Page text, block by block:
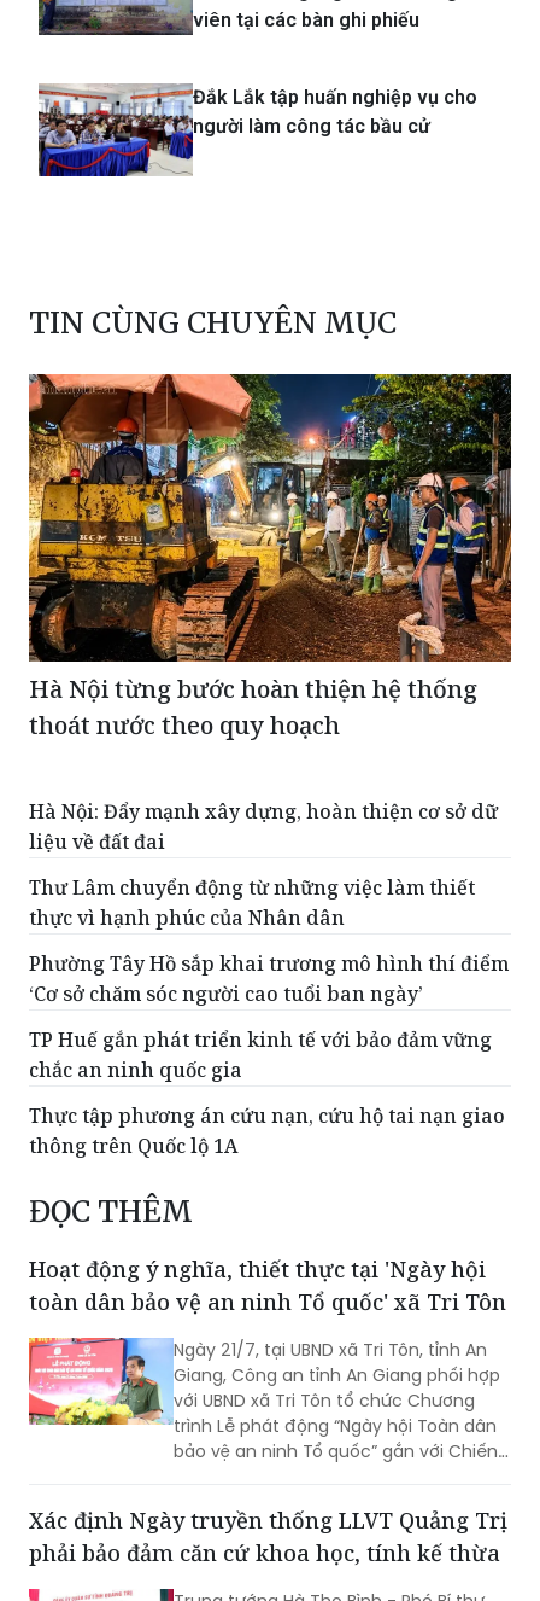
viên tại các bàn ghi phiếu
Đắk Lắk tập huấn nghiệp vụ cho
người làm công tác bầu cử
TIN CÙNG CHUYÊN MỤC
Hà Nội từng bước hoàn thiện hệ thống
thoát nước theo quy hoạch
Hà Nội: Đẩy mạnh xây dựng, hoàn thiện cơ sở dữ
liệu về đất đai
Thư Lâm chuyển động từ những việc làm thiết
thực vì hạnh phúc của Nhân dân
Phường Tây Hồ sắp khai trương mô hình thí điểm
‘Cơ sở chăm sóc người cao tuổi ban ngày’
TP Huế gắn phát triển kinh tế với bảo đảm vững
chắc an ninh quốc gia
Thực tập phương án cứu nạn, cứu hộ tai nạn giao
thông trên Quốc lộ 1A
ĐỌC THÊM
Hoạt động ý nghĩa, thiết thực tại 'Ngày hội
toàn dân bảo vệ an ninh Tổ quốc' xã Tri Tôn
Ngày 21/7, tại UBND xã Tri Tôn, tỉnh An
Giang, Công an tỉnh An Giang phối hợp
với UBND xã Tri Tôn tổ chức Chương
trình Lễ phát động “Ngày hội Toàn dân
bảo vệ an ninh Tổ quốc” gắn với Chiến
Xác định Ngày truyền thống LLVT Quảng Trị
phải bảo đảm căn cứ khoa học, tính kế thừa